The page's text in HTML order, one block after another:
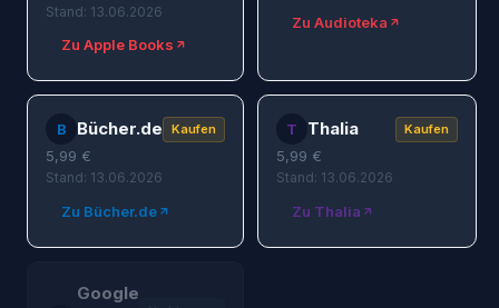
Stand: 13.06.2026
Zu Apple Books
Zu Audioteka
B Bücher.de Kaufen
5,99 €
Stand: 13.06.2026
Zu Bücher.de
T Thalia Kaufen
5,99 €
Stand: 13.06.2026
Zu Thalia
Google